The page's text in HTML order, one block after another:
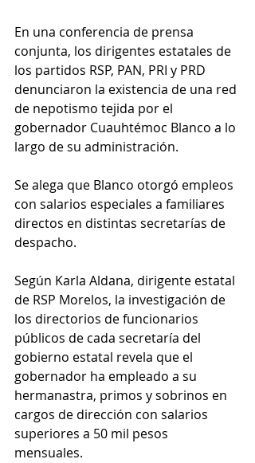
En una conferencia de prensa
conjunta, los dirigentes estatales de
los partidos RSP, PAN, PRI y PRD
denunciaron la existencia de una red
de nepotismo tejida por el
gobernador Cuauhtémoc Blanco a lo
largo de su administración.
Se alega que Blanco otorgó empleos
con salarios especiales a familiares
directos en distintas secretarías de
despacho.
Según Karla Aldana, dirigente estatal
de RSP Morelos, la investigación de
los directorios de funcionarios
públicos de cada secretaría del
gobierno estatal revela que el
gobernador ha empleado a su
hermanastra, primos y sobrinos en
cargos de dirección con salarios
superiores a 50 mil pesos
mensuales.